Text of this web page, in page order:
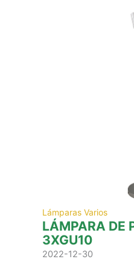
Lámparas Varios
LÁMPARA DE
3XGU10
2022-12-30